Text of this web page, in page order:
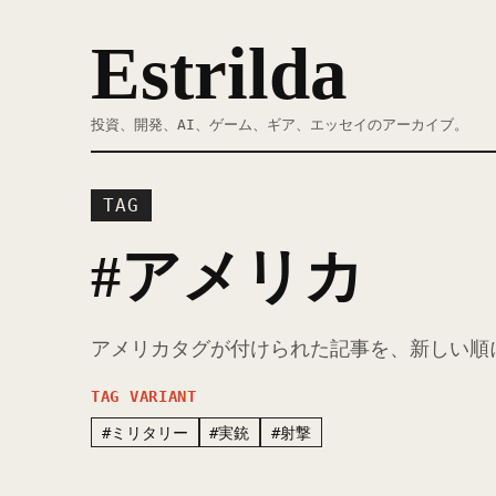
Estrilda
投資、開発、AI、ゲーム、ギア、エッセイのアーカイブ。
TAG
#アメリカ
アメリカタグが付けられた記事を、新しい順
TAG VARIANT
#ミリタリー #実銃 #射撃